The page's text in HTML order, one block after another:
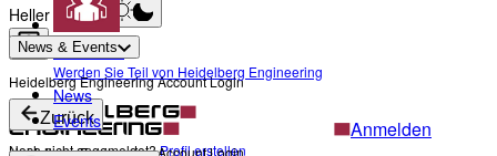
Heller Modus
Heidelberg Engineering Account Login
Anmelden
Noch nicht angemeldet?Profil erstellen
Karriere
Werden Sie Teil von Heidelberg Engineering
Zurück
Heidelberg Engineering Account Login
News & Events
News
Events